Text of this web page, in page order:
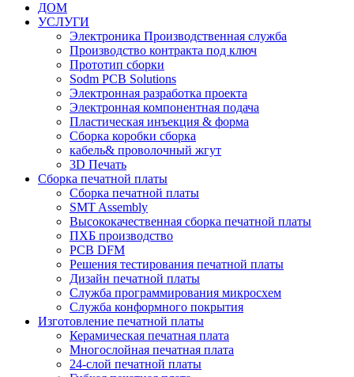
ДОМ
УСЛУГИ
Электроника Производственная служба
Производство контракта под ключ
Прототип сборки
Sodm PCB Solutions
Электронная разработка проекта
Электронная компонентная подача
Пластическая инъекция & форма
Сборка коробки сборка
кабель& проволочный жгут
3D Печать
Сборка печатной платы
Сборка печатной платы
SMT Assembly
Высококачественная сборка печатной платы
ПХБ производство
PCB DFM
Решения тестирования печатной платы
Дизайн печатной платы
Служба программирования микросхем
Служба конформного покрытия
Изготовление печатной платы
Керамическая печатная плата
Многослойная печатная плата
24-слой печатной платы